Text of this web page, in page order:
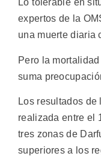
Lo tolerable en
expertos de la
una muerte diaria
Pero la
suma
Los resultados
realizada entre el
tres zonas de
superiores a los